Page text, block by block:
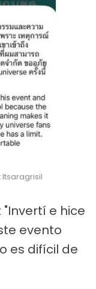
: "Invertí e hice
evento
es difícil de